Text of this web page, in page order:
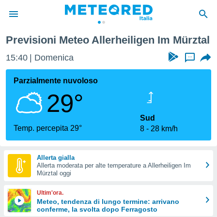
di
per
le
di
Web
le
Previsioni Meteo Allerheiligen Im Mürztal
15:40 Domenica ...
Parzialmente nuvoloso
29°
Temp. percepita 29°
Sud
8
28 km/h
Allerta gialla
Allerta moderata per alte temperature a Allerheiligen Im
Mürztal oggi
Ultim'ora.
Meteo, tendenza di lungo termine: arrivano
conferme, la svolta dopo Ferragosto